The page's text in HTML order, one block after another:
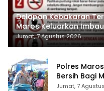
Delapan Kebakaran
Maros Keluarkan
Jumat, 7 Agustus 2026
Polres
Bersih Bagi
Air Bersih Di
Jumat, 7